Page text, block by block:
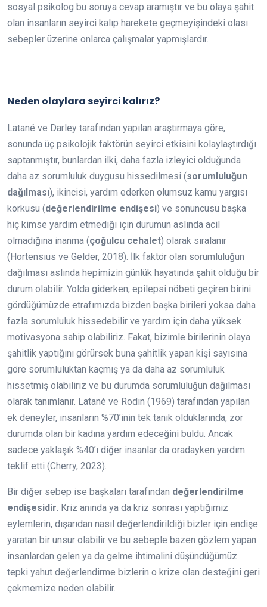
sosyal psikolog bu soruya cevap aramıştır ve bu olaya şahit
olan insanların seyirci kalıp harekete geçmeyişindeki olası
sebepler üzerine onlarca çalışmalar yapmışlardır.
Neden olaylara seyirci kalırız?
Latané ve Darley tarafından yapılan araştırmaya göre,
sonunda üç psikolojik faktörün seyirci etkisini kolaylaştırdığı
saptanmıştır, bunlardan ilki, daha fazla izleyici olduğunda
daha az sorumluluk duygusu hissedilmesi (sorumluluğun
dağılması), ikincisi, yardım ederken olumsuz kamu yargısı
korkusu (değerlendirilme endişesi) ve sonuncusu başka
hiç kimse yardım etmediği için durumun aslında acil
olmadığına inanma (çoğulcu cehalet) olarak sıralanır
(Hortensius ve Gelder, 2018). İlk faktör olan sorumluluğun
dağılması aslında hepimizin günlük hayatında şahit olduğu bir
durum olabilir. Yolda giderken, epilepsi nöbeti geçiren birini
gördüğümüzde etrafımızda bizden başka birileri yoksa daha
fazla sorumluluk hissedebilir ve yardım için daha yüksek
motivasyona sahip olabiliriz. Fakat, bizimle birilerinin olaya
şahitlik yaptığını görürsek buna şahitlik yapan kişi sayısına
göre sorumluluktan kaçmış ya da daha az sorumluluk
hissetmiş olabiliriz ve bu durumda sorumluluğun dağılması
olarak tanımlanır. Latané ve Rodin (1969) tarafından yapılan
ek deneyler, insanların %70’inin tek tanık olduklarında, zor
durumda olan bir kadına yardım edeceğini buldu. Ancak
sadece yaklaşık %40’ı diğer insanlar da oradayken yardım
teklif etti (Cherry, 2023).
Bir diğer sebep ise başkaları tarafından değerlendirilme
endişesidir. Kriz anında ya da kriz sonrası yaptığımız
eylemlerin, dışarıdan nasıl değerlendirildiği bizler için endişe
yaratan bir unsur olabilir ve bu sebeple bazen gözlem yapan
insanlardan gelen ya da gelme ihtimalini düşündüğümüz
tepki yahut değerlendirme bizlerin o krize olan desteğini geri
çekmemize neden olabilir.